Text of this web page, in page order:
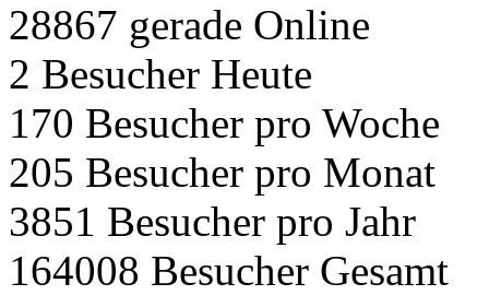
28867 gerade Online
2 Besucher Heute
170 Besucher pro Woche
205 Besucher pro Monat
3851 Besucher pro Jahr
164008 Besucher Gesamt